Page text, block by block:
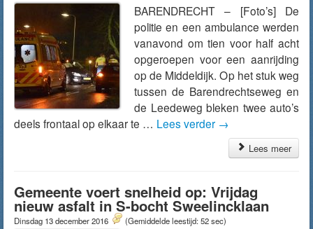
BARENDRECHT – [Foto’s] De
politie en een ambulance werden
vanavond om tien voor half acht
opgeroepen voor een aanrijding
op de Middeldijk. Op het stuk weg
tussen de Barendrechtseweg en
de Leedeweg bleken twee auto’s
deels frontaal op elkaar te … Lees verder →
Lees meer
Gemeente voert snelheid op: Vrijdag
nieuw asfalt in S-bocht Sweelincklaan
Dinsdag 13 december 2016 (Gemiddelde leestijd: 52 sec)